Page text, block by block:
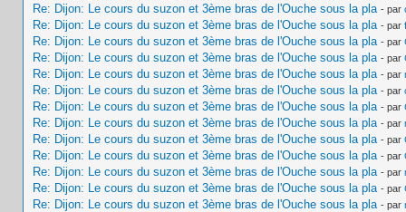
Re: Dijon: Le cours du suzon et 3ème bras de l'Ouche sous la pla - par
Re: Dijon: Le cours du suzon et 3ème bras de l'Ouche sous la pla - par
Re: Dijon: Le cours du suzon et 3ème bras de l'Ouche sous la pla - par
Re: Dijon: Le cours du suzon et 3ème bras de l'Ouche sous la pla - par
Re: Dijon: Le cours du suzon et 3ème bras de l'Ouche sous la pla - par
Re: Dijon: Le cours du suzon et 3ème bras de l'Ouche sous la pla - par
Re: Dijon: Le cours du suzon et 3ème bras de l'Ouche sous la pla - par
Re: Dijon: Le cours du suzon et 3ème bras de l'Ouche sous la pla - par
Re: Dijon: Le cours du suzon et 3ème bras de l'Ouche sous la pla - par
Re: Dijon: Le cours du suzon et 3ème bras de l'Ouche sous la pla - par
Re: Dijon: Le cours du suzon et 3ème bras de l'Ouche sous la pla - par
Re: Dijon: Le cours du suzon et 3ème bras de l'Ouche sous la pla - par
Re: Dijon: Le cours du suzon et 3ème bras de l'Ouche sous la pla - par